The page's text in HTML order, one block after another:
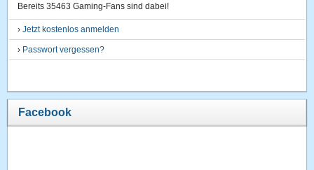
Bereits 35463 Gaming-Fans sind dabei!
›Jetzt kostenlos anmelden
› Passwort vergessen?
Facebook